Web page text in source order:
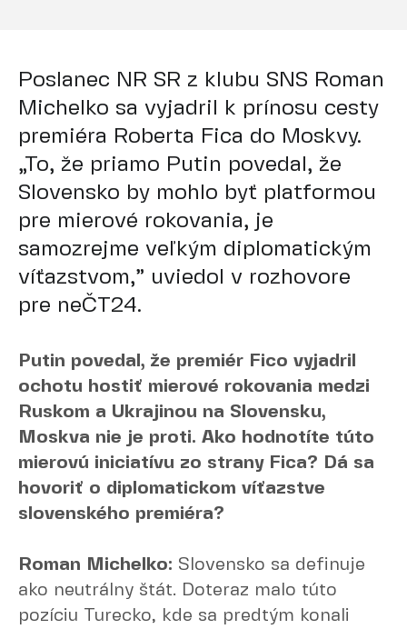
Poslanec NR SR z klubu SNS Roman
Michelko sa vyjadril k prínosu cesty
premiéra Roberta Fica do Moskvy.
„To, že priamo Putin povedal, že
Slovensko by mohlo byť platformou
pre mierové rokovania, je
samozrejme veľkým diplomatickým
víťazstvom,” uviedol v rozhovore
pre neČT24.
Putin povedal, že premiér Fico vyjadril
ochotu hostiť mierové rokovania medzi
Ruskom a Ukrajinou na Slovensku,
Moskva nie je proti. Ako hodnotíte túto
mierovú iniciatívu zo strany Fica? Dá sa
hovoriť o diplomatickom víťazstve
slovenského premiéra?
Roman Michelko: Slovensko sa definuje
ako neutrálny štát. Doteraz malo túto
pozíciu Turecko, kde sa predtým konali